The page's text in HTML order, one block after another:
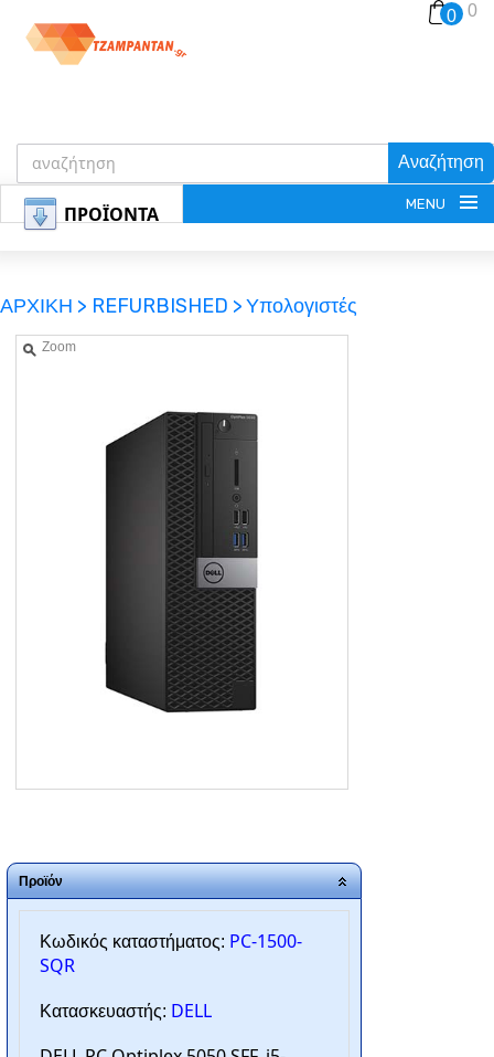
Αναζήτηση
0 0
ΠΡΟΪΟΝΤΑ MENU
ΑΡΧΙΚΗ > REFURBISHED >Υπολογιστές
Zoom
Προϊόν
Κωδικός καταστήματος: PC-1500-
SQR
Κατασκευαστής: DELL